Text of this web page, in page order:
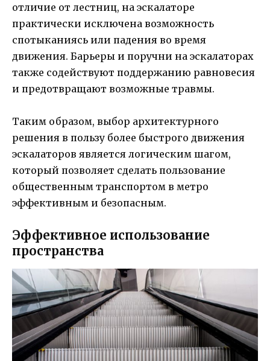
отличие от лестниц, на эскалаторе
практически исключена возможность
спотыканиясь или падения во время
движения. Барьеры и поручни на эскалаторах
также содействуют поддержанию равновесия
и предотвращают возможные травмы.
Таким образом, выбор архитектурного
решения в пользу более быстрого движения
эскалаторов является логическим шагом,
который позволяет сделать пользование
общественным транспортом в метро
эффективным и безопасным.
Эффективное использование
пространства